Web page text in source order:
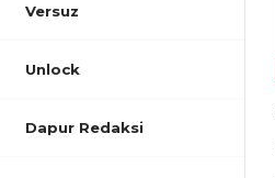
Versuz
Unlock
Dapur Redaksi